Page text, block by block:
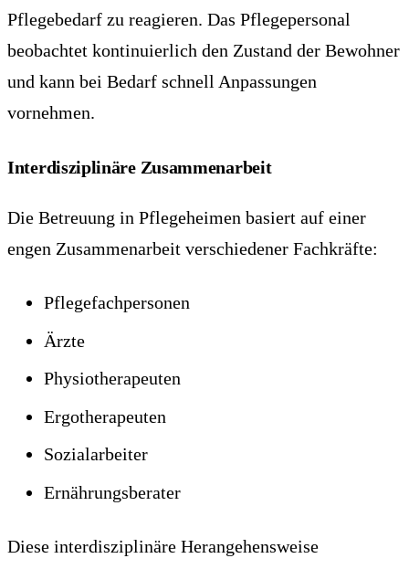
Pflegebedarf zu reagieren. Das Pflegepersonal
beobachtet kontinuierlich den Zustand der Bewohner
und kann bei Bedarf schnell Anpassungen
vornehmen.
Interdisziplinäre Zusammenarbeit
Die Betreuung in Pflegeheimen basiert auf einer
engen Zusammenarbeit verschiedener Fachkräfte:
Pflegefachpersonen
Ärzte
Physiotherapeuten
Ergotherapeuten
Sozialarbeiter
Ernährungsberater
Diese interdisziplinäre Herangehensweise